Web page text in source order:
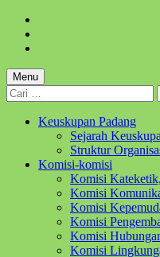
content
footer
Menu
Cari
untuk:
Keuskupan Padang
Sejarah
Struktur
Komisi-komisi
Komisi
Komisi
Komisi
Komisi
Komisi
Komisi